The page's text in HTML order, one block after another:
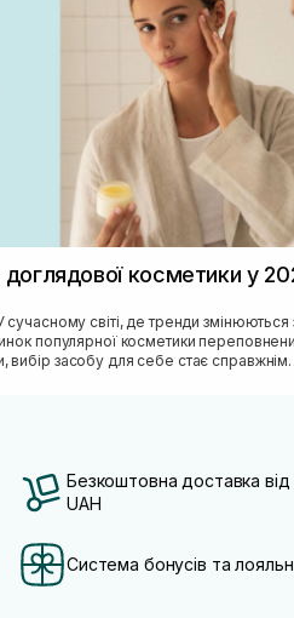
доглядової косметики у
популярної косметики
вибір засобу для себе стає справжнім
Безкоштовна доставка
UAH
Система бонусів та